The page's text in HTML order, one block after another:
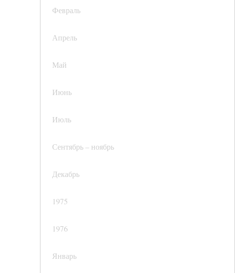
Февраль
Апрель
Май
Июнь
Июль
Сентябрь – ноябрь
Декабрь
1975
1976
Январь